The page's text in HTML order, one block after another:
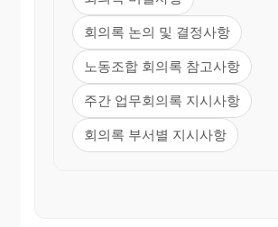
회의록 논의 및 결정사항
노동조합 회의록 참고사항
주간 업무회의록 지시사항
회의록 부서별 지시사항